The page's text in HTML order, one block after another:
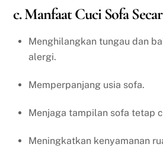
c. Manfaat Cuci Sofa
Menghilangkan tungau dan
alergi.
Memperpanjang usia sofa.
Menjaga tampilan sofa tetap
Meningkatkan kenyamanan